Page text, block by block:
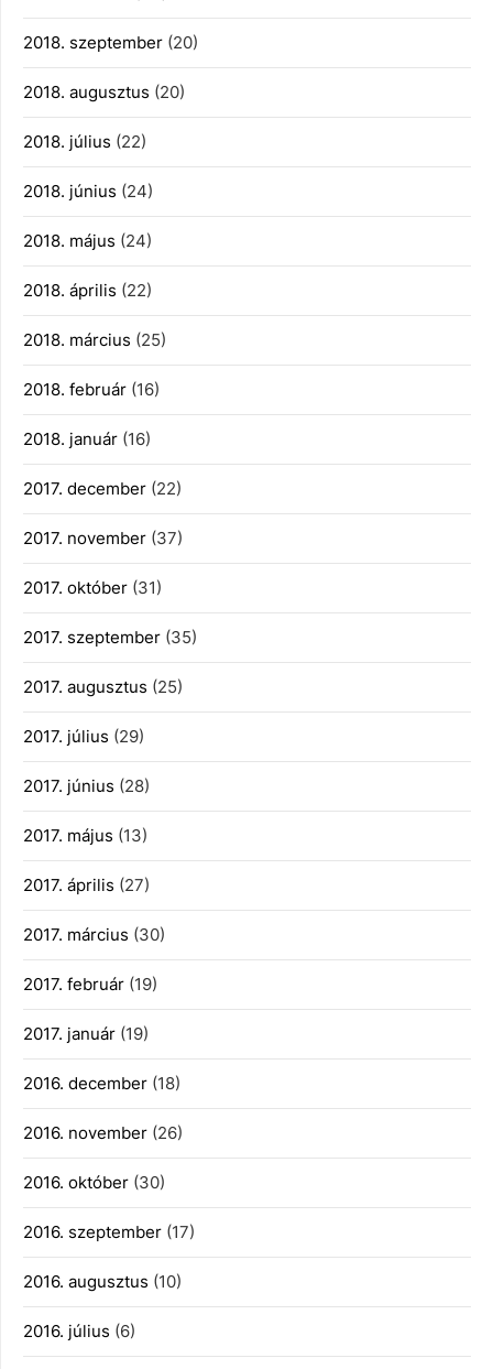
2018. szeptember (20)
2018. augusztus (20)
2018. július (22)
2018. június (24)
2018. május (24)
2018. április (22)
2018. március (25)
2018. február (16)
2018. január (16)
2017. december (22)
2017. november (37)
2017. október (31)
2017. szeptember (35)
2017. augusztus (25)
2017. július (29)
2017. június (28)
2017. május (13)
2017. április (27)
2017. március (30)
2017. február (19)
2017. január (19)
2016. december (18)
2016. november (26)
2016. október (30)
2016. szeptember (17)
2016. augusztus (10)
2016. július (6)